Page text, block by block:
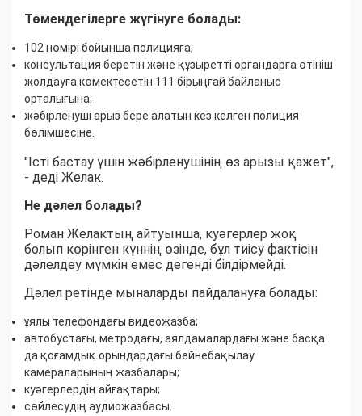
Төмендегілерге жүгінуге болады:
102 нөмірі бойынша полицияға;
консультация беретін және құзыретті органдарға өтініш
жолдауға көмектесетін 111 бірыңғай байланыс
орталығына;
жәбірленуші арыз бере алатын кез келген полиция
бөлімшесіне.
"Істі бастау үшін жәбірленушінің өз арызы қажет",
- деді Желак.
Не дәлел болады?
Роман Желактың айтуынша, куәгерлер жоқ
болып көрінген күннің өзінде, бұл тиісу фактісін
дәлелдеу мүмкін емес дегенді білдірмейді.
Дәлел ретінде мыналарды пайдалануға болады:
ұялы телефондағы видеожазба;
автобустағы, метродағы, аялдамалардағы және басқа
да қоғамдық орындардағы бейнебақылау
камераларының жазбалары;
куәгерлердің айғақтары;
сөйлесудің аудиожазбасы.